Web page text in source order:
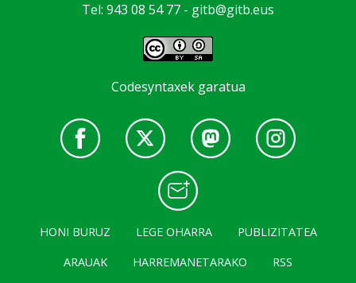
Tel: 943 08 54 77 - gitb@gitb.eus
Codesyntaxek garatua
HONI BURUZ LEGE OHARRA
PUBLIZITATEA
ARAUAK
HARREMANETARAKO RSS